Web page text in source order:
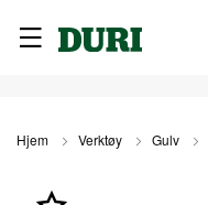
Hjem Verktøy Gulv